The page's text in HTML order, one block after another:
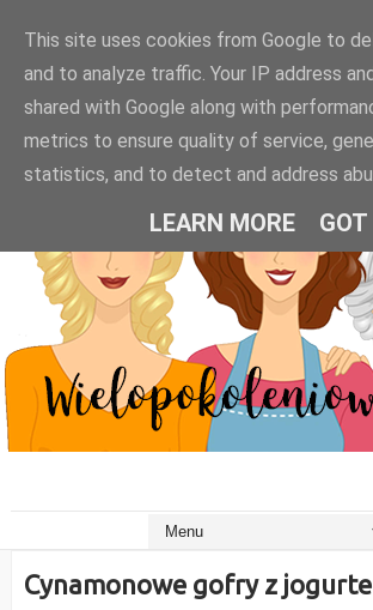
Cynamonowe gofry z
This site uses cookies from Google to
and to analyze traffic. Your IP address
shared with Google along with
metrics to ensure quality of service,
statistics, and to detect and address
LEARN MORE